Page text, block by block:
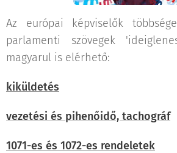
Az európai képviselők
parlamenti szövegek
magyarul is elérhető:
kiküldetés
vezetési és pihenőidő, tachográf
1071-es és 1072-es rendeletek